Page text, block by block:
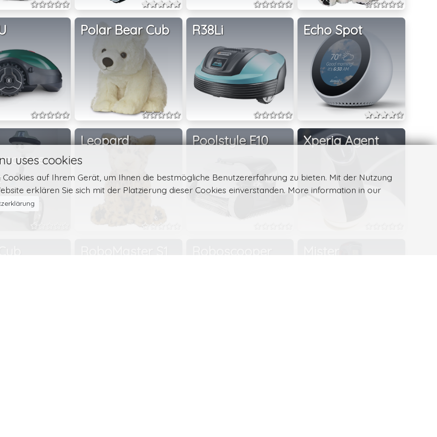
Polar Bear Cub R38Li Echo Spot
Leopard Poolstyle E10 Xperia Agent
RoboMaster S1 Roboscooper
Mister
uses cookies
Cookies auf Ihrem Gerät, um Ihnen die bestmögliche Benutzererfahrung zu bieten. Mit der Nutzung
erklären Sie sich mit der Platzierung dieser Cookies einverstanden. More information in our